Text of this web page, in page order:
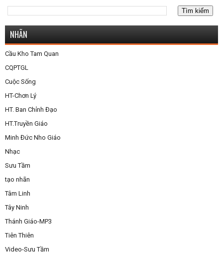
NHÃN
Cầu Kho Tam Quan
CQPTGL
Cuộc Sống
HT-Chơn Lý
HT. Ban Chỉnh Đạo
HT.Truyền Giáo
Minh Đức Nho Giáo
Nhạc
Sưu Tầm
tạo nhãn
Tâm Linh
Tây Ninh
Thánh Giáo-MP3
Tiên Thiên
Video-Sưu Tầm